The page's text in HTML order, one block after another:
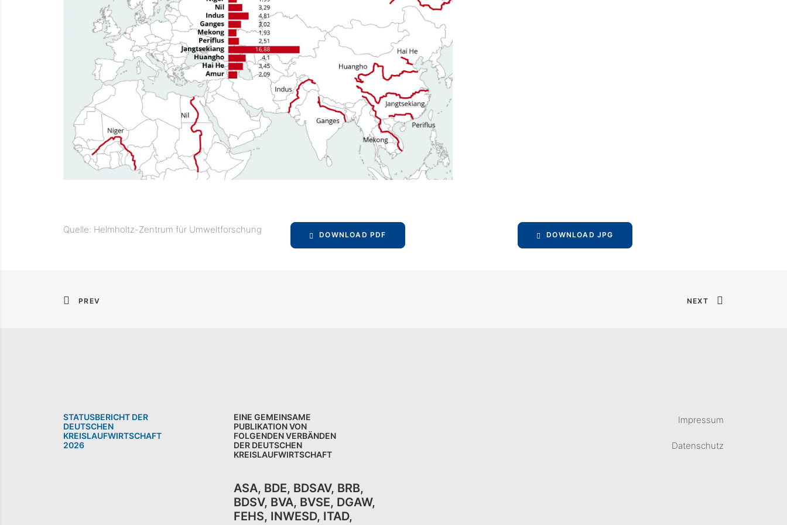
Quelle: Helmholtz-Zentrum für Umweltforschung DOWNLOAD PDF DOWNLOAD JPG
PREV NEXT
STATUSBERICHT DER
DEUTSCHEN
KREISLAUFWIRTSCHAFT
2026
EINE GEMEINSAME
PUBLIKATION VON
FOLGENDEN VERBÄNDEN
DER DEUTSCHEN
KREISLAUFWIRTSCHAFT
ASA, BDE, BDSAV, BRB,
BDSV, BVA, BVSE, DGAW,
FEHS, INWESD, ITAD,
Impressum
Datenschutz